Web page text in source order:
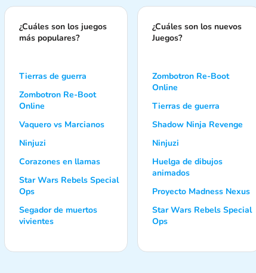
¿Cuáles son los juegos
más populares?
Tierras de guerra
Zombotron Re-Boot
Online
Vaquero vs Marcianos
Ninjuzi
Corazones en llamas
Star Wars Rebels Special
Ops
Segador de muertos
vivientes
¿Cuáles son los nuevos
Juegos?
Zombotron Re-Boot
Online
Tierras de guerra
Shadow Ninja Revenge
Ninjuzi
Huelga de dibujos
animados
Proyecto Madness Nexus
Star Wars Rebels Special
Ops